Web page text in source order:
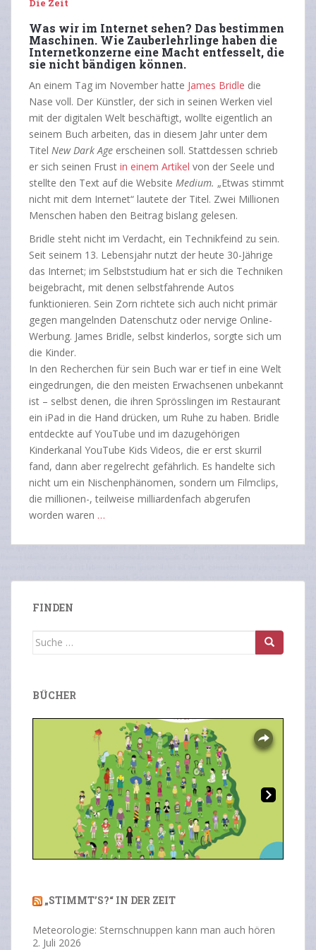
Die Zeit
Was wir im Internet sehen? Das bestimmen
Maschinen. Wie Zauberlehrlinge haben die
Internetkonzerne eine Macht entfesselt, die
sie nicht bändigen können.
An einem Tag im November hatte James Bridle die
Nase voll. Der Künstler, der sich in seinen Werken viel
mit der digitalen Welt beschäftigt, wollte eigentlich an
seinem Buch arbeiten, das in diesem Jahr unter dem
Titel New Dark Age erscheinen soll. Stattdessen schrieb
er sich seinen Frust in einem Artikel von der Seele und
stellte den Text auf die Website Medium. „Etwas stimmt
nicht mit dem Internet“ lautete der Titel. Zwei Millionen
Menschen haben den Beitrag bislang gelesen.
Bridle steht nicht im Verdacht, ein Technikfeind zu sein.
Seit seinem 13. Lebensjahr nutzt der heute 30-Jährige
das Internet; im Selbststudium hat er sich die Techniken
beigebracht, mit denen selbstfahrende Autos
funktionieren. Sein Zorn richtete sich auch nicht primär
gegen mangelnden Datenschutz oder nervige Online-
Werbung. James Bridle, selbst kinderlos, sorgte sich um
die Kinder.
In den Recherchen für sein Buch war er tief in eine Welt
eingedrungen, die den meisten Erwachsenen unbekannt
ist – selbst denen, die ihren Sprösslingen im Restaurant
ein iPad in die Hand drücken, um Ruhe zu haben. Bridle
entdeckte auf YouTube und im dazugehörigen
Kinderkanal YouTube Kids Videos, die er erst skurril
fand, dann aber regelrecht gefährlich. Es handelte sich
nicht um ein Nischenphänomen, sondern um Filmclips,
die millionen-, teilweise milliardenfach abgerufen
worden waren …
FINDEN
Suche
BÜCHER
Overlays
„STIMMT’S?“ IN DER ZEIT
Meteorologie: Sternschnuppen kann man auch hören
2. Juli 2026